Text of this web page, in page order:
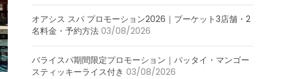
オアシス スパ プロモーション2026｜プーケット3店舗・2
名料金・予約方法 03/08/2026
バライスパ期間限定プロモーション｜パッタイ・マンゴー
スティッキーライス付き 03/08/2026